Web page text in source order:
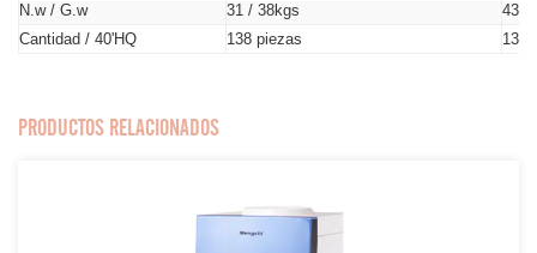
N.w / G.w
31 / 38kgs
43 /
Cantidad / 40'HQ
138 piezas 138
PRODUCTOS RELACIONADOS